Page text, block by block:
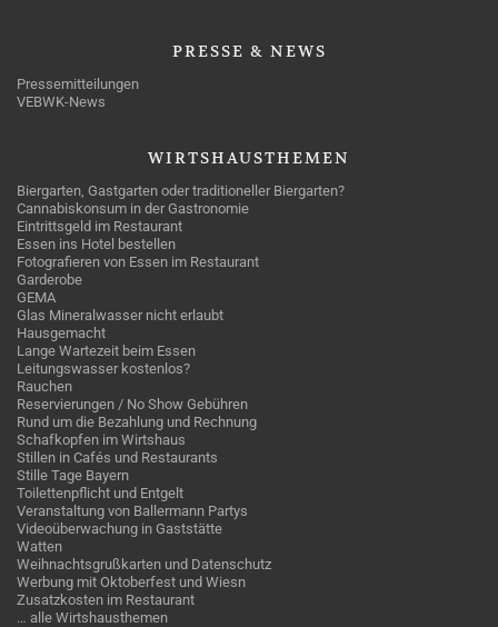
PRESSE & NEWS
Pressemitteilungen
VEBWK-News
WIRTSHAUSTHEMEN
Biergarten, Gastgarten oder traditioneller Biergarten?
Cannabiskonsum in der Gastronomie
Eintrittsgeld im Restaurant
Essen ins Hotel bestellen
Fotografieren von Essen im Restaurant
Garderobe
GEMA
Glas Mineralwasser nicht erlaubt
Hausgemacht
Lange Wartezeit beim Essen
Leitungswasser kostenlos?
Rauchen
Reservierungen / No Show Gebühren
Rund um die Bezahlung und Rechnung
Schafkopfen im Wirtshaus
Stillen in Cafés und Restaurants
Stille Tage Bayern
Toilettenpflicht und Entgelt
Veranstaltung von Ballermann Partys
Videoüberwachung in Gaststätte
Watten
Weihnachtsgrußkarten und Datenschutz
Werbung mit Oktoberfest und Wiesn
Zusatzkosten im Restaurant
… alle Wirtshausthemen